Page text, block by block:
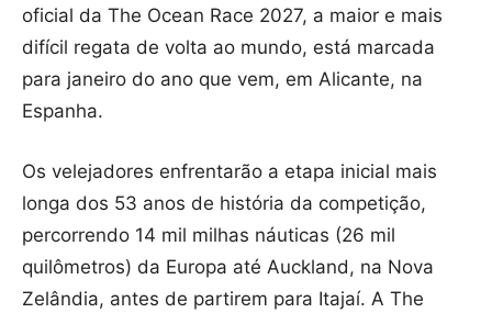
oficial da The Ocean Race 2027, a maior e mais
difícil regata de volta ao mundo, está marcada
para janeiro do ano que vem, em Alicante, na
Espanha.
Os velejadores enfrentarão a etapa inicial mais
longa dos 53 anos de história da competição,
percorrendo 14 mil milhas náuticas (26 mil
quilômetros) da Europa até Auckland, na Nova
Zelândia, antes de partirem para Itajaí. A The